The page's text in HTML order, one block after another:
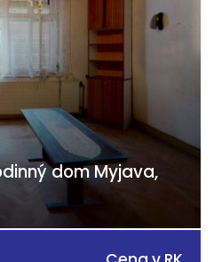
dom Myjava,